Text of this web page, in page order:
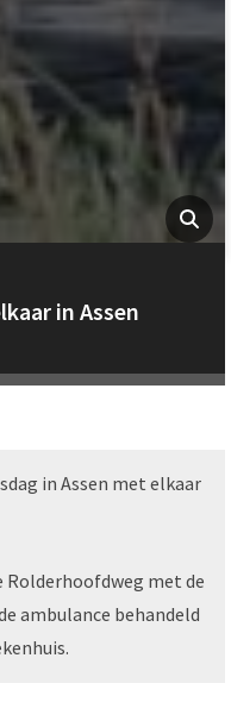
in Assen
in Assen met elkaar
Rolderhoofdweg met de
ambulance behandeld